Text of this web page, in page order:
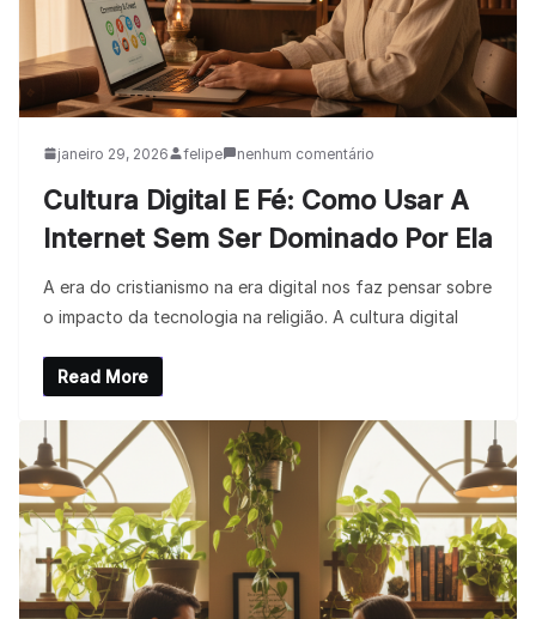
janeiro 29, 2026 felipe nenhum comentário
Cultura Digital E Fé: Como Usar A
Internet Sem Ser Dominado Por Ela
A era do cristianismo na era digital nos faz pensar sobre
o impacto da tecnologia na religião. A cultura digital
Read More